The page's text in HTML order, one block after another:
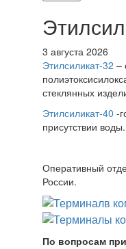
3 августа 2026
Этилсиликат-32 –
стеклянных
Этилсиликат-40 -
присутствии воды.
Оперативный
России.
По вопросам